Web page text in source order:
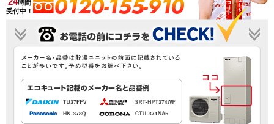
時間
受付中！
0120-155-910